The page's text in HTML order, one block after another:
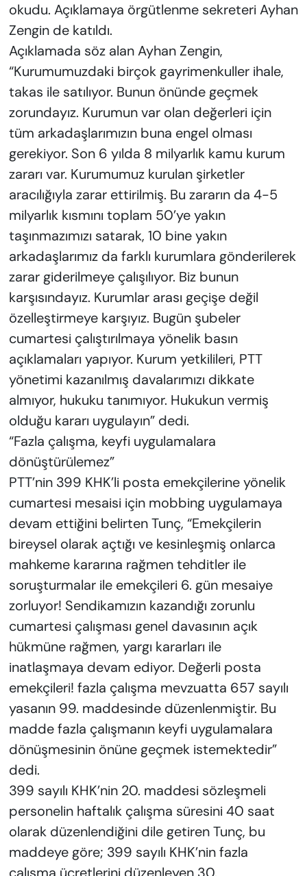
okudu. Açıklamaya örgütlenme sekreteri Ayhan
Zengin de katıldı.
Açıklamada söz alan Ayhan Zengin,
“Kurumumuzdaki birçok gayrimenkuller ihale,
takas ile satılıyor. Bunun önünde geçmek
zorundayız. Kurumun var olan değerleri için
tüm arkadaşlarımızın buna engel olması
gerekiyor. Son 6 yılda 8 milyarlık kamu kurum
zararı var. Kurumumuz kurulan şirketler
aracılığıyla zarar ettirilmiş. Bu zararın da 4-5
milyarlık kısmını toplam 50’ye yakın
taşınmazımızı satarak, 10 bine yakın
arkadaşlarımız da farklı kurumlara gönderilerek
zarar giderilmeye çalışılıyor. Biz bunun
karşısındayız. Kurumlar arası geçişe değil
özelleştirmeye karşıyız. Bugün şubeler
cumartesi çalıştırılmaya yönelik basın
açıklamaları yapıyor. Kurum yetkilileri, PTT
yönetimi kazanılmış davalarımızı dikkate
almıyor, hukuku tanımıyor. Hukukun vermiş
olduğu kararı uygulayın” dedi.
“Fazla çalışma, keyfi uygulamalara
dönüştürülemez”
PTT’nin 399 KHK’li posta emekçilerine yönelik
cumartesi mesaisi için mobbing uygulamaya
devam ettiğini belirten Tunç, “Emekçilerin
bireysel olarak açtığı ve kesinleşmiş onlarca
mahkeme kararına rağmen tehditler ile
soruşturmalar ile emekçileri 6. gün mesaiye
zorluyor! Sendikamızın kazandığı zorunlu
cumartesi çalışması genel davasının açık
hükmüne rağmen, yargı kararları ile
inatlaşmaya devam ediyor. Değerli posta
emekçileri! fazla çalışma mevzuatta 657 sayılı
yasanın 99. maddesinde düzenlenmiştir. Bu
madde fazla çalışmanın keyfi uygulamalara
dönüşmesinin önüne geçmek istemektedir”
dedi.
399 sayılı KHK’nin 20. maddesi sözleşmeli
personelin haftalık çalışma süresini 40 saat
olarak düzenlendiğini dile getiren Tunç, bu
maddeye göre; 399 sayılı KHK’nin fazla